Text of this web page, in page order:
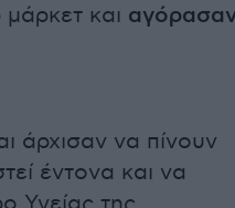
και
άρχισαν να πίνουν
έντονα και να